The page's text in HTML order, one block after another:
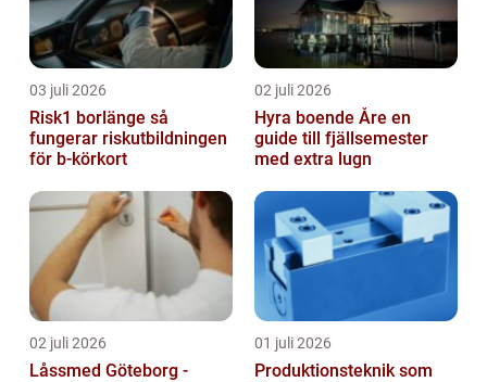
03 juli 2026
Risk1 borlänge så
fungerar riskutbildningen
för b-körkort
02 juli 2026
Hyra boende Åre en
guide till fjällsemester
med extra lugn
02 juli 2026
Låssmed Göteborg -
01 juli 2026
Produktionsteknik som